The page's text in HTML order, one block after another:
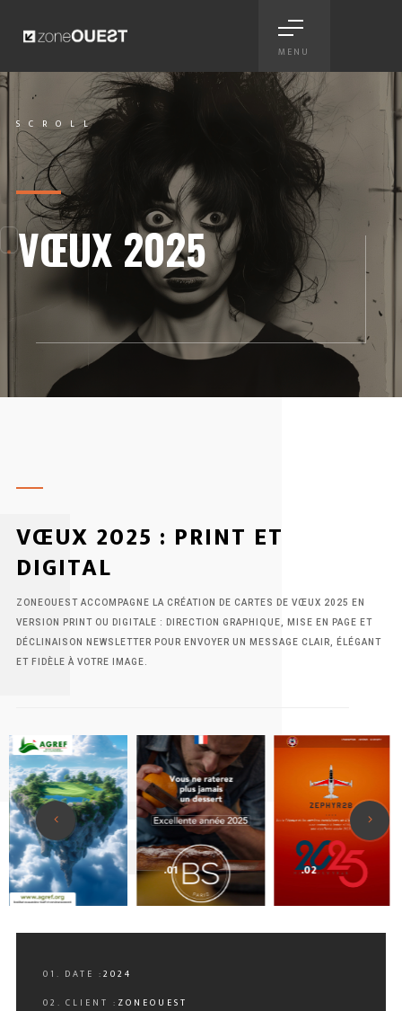
MENU
Vœux 2025 - carte print et
Scroll
VŒUX 2025
SCROLL
VŒUX 2025 : PRINT ET
DIGITAL
ZONEOUEST ACCOMPAGNE LA CRÉATION DE CARTES DE VŒUX 2025 EN
VERSION PRINT OU DIGITALE : DIRECTION GRAPHIQUE, MISE EN PAGE ET
DÉCLINAISON NEWSLETTER POUR ENVOYER UN MESSAGE CLAIR, ÉLÉGANT
ET FIDÈLE À VOTRE IMAGE.
.01 .02
01. DATE :2024
02. CLIENT : ZONEOUEST